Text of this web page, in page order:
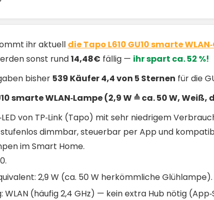
ihr aktuell die Tapo L610 GU10 smarte
sonst rund14,48€ fällig — ihr spart ca. 52 %!
bisher 539 Käufer 4,4 von 5 Sternen für die
smarte WLAN‑Lampe (2,9 W ≙ ca. 50 W,
von TP‑Link (Tapo) mit sehr niedrigem
dimmbar, steuerbar per App und
im Smart Home.
2,9 W (ca. 50 W herkömmliche Glühlampe).
WLAN (häufig 2,4 GHz) — kein extra Hub nötig